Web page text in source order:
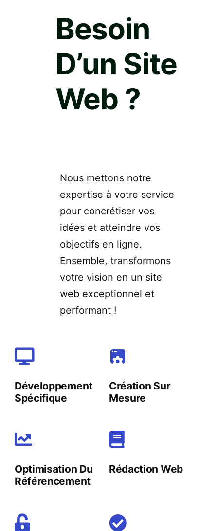
Besoin
D’un Site
Web ?
Nous mettons notre
expertise à votre service
pour concrétiser vos
idées et atteindre vos
objectifs en ligne.
Ensemble, transformons
votre vision en un site
web exceptionnel et
performant !
Développement
Spécifique
Création Sur
Mesure
Optimisation Du
Référencement
Rédaction Web